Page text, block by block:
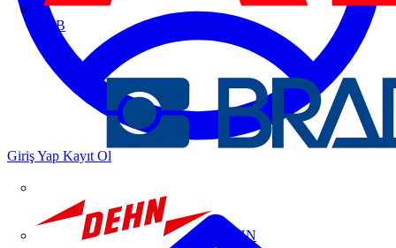
ABB
DEHN
Giriş Yap Kayıt Ol